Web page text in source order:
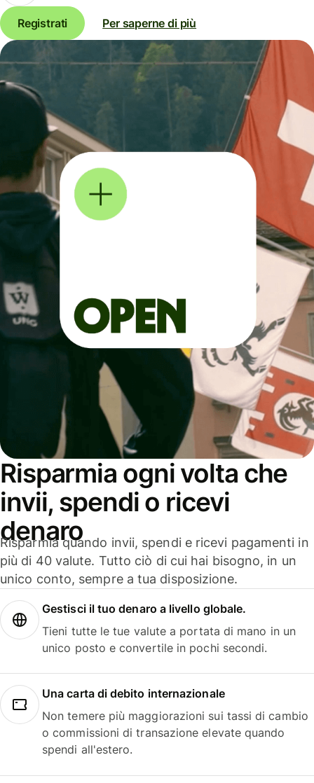
Registrati Per saperne di più
Risparmia ogni volta che
invii, spendi o ricevi
denaro
Risparmia quando invii, spendi e ricevi pagamenti in
più di 40 valute. Tutto ciò di cui hai bisogno, in un
unico conto, sempre a tua disposizione.
Gestisci il tuo denaro a livello globale.
Tieni tutte le tue valute a portata di mano in un
unico posto e convertile in pochi secondi.
Una carta di debito internazionale
Non temere più maggiorazioni sui tassi di cambio
o commissioni di transazione elevate quando
spendi all'estero.